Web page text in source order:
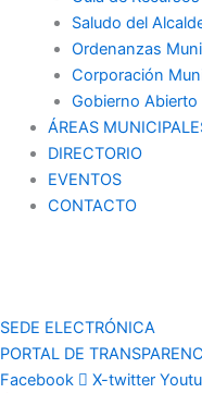
Saludo del
Ordenanzas
Corporación
Gobierno Abierto
ÁREAS
DIRECTORIO
EVENTOS
CONTACTO
SEDE ELECTRÓNICA
PORTAL DE
Facebook
X-twitter